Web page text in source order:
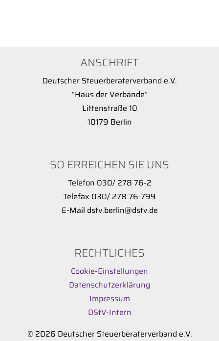
ANSCHRIFT
Deutscher Steuerberaterverband e.V.
“Haus der Verbände”
Littenstraße 10
10179 Berlin
SO ERREICHEN SIE UNS
Telefon 030/ 278 76-2
Telefax 030/ 278 76-799
E-Mail dstv.berlin@dstv.de
RECHTLICHES
Cookie-Einstellungen
Datenschutzerklärung
Impressum
DStV-Intern
© 2026 Deutscher Steuerberaterverband e.V.